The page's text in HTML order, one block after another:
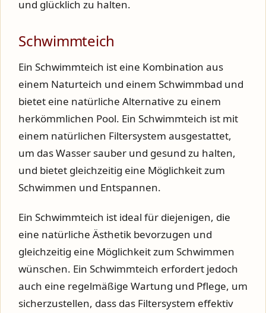
und glücklich zu halten.
Schwimmteich
Ein Schwimmteich ist eine Kombination aus
einem Naturteich und einem Schwimmbad und
bietet eine natürliche Alternative zu einem
herkömmlichen Pool. Ein Schwimmteich ist mit
einem natürlichen Filtersystem ausgestattet,
um das Wasser sauber und gesund zu halten,
und bietet gleichzeitig eine Möglichkeit zum
Schwimmen und Entspannen.
Ein Schwimmteich ist ideal für diejenigen, die
eine natürliche Ästhetik bevorzugen und
gleichzeitig eine Möglichkeit zum Schwimmen
wünschen. Ein Schwimmteich erfordert jedoch
auch eine regelmäßige Wartung und Pflege, um
sicherzustellen, dass das Filtersystem effektiv